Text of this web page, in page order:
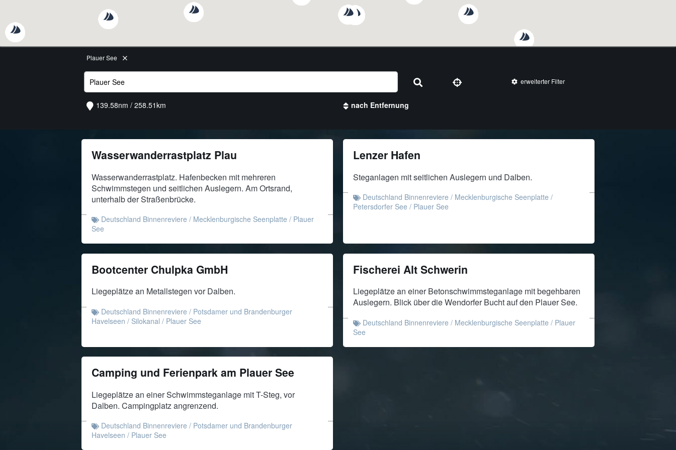
Plauer See
erweiterter Filter
139.58nm / 258.51km
Wasserwanderrastplatz Plau
Wasserwanderrastplatz. Hafenbecken mit mehreren
Schwimmstegen und seitlichen Auslegern. Am Ortsrand,
unterhalb der Straßenbrücke.
Deutschland Binnenreviere / Mecklenburgische Seenplatte / Plauer
See
Lenzer Hafen
Steganlagen mit seitlichen Auslegern und Dalben.
Deutschland Binnenreviere / Mecklenburgische Seenplatte /
Petersdorfer See / Plauer See
Bootcenter Chulpka GmbH
Liegeplätze an Metallstegen vor Dalben.
Deutschland Binnenreviere / Potsdamer und Brandenburger
Havelseen / Silokanal / Plauer See
Fischerei Alt Schwerin
Liegeplätze an einer Betonschwimmsteganlage mit begehbaren
Auslegern. Blick über die Wendorfer Bucht auf den Plauer See.
Deutschland Binnenreviere / Mecklenburgische Seenplatte / Plauer
See
Camping und Ferienpark am Plauer See
Liegeplätze an einer Schwimmsteganlage mit T-Steg, vor
Dalben. Campingplatz angrenzend.
Deutschland Binnenreviere / Potsdamer und Brandenburger
Havelseen / Plauer See